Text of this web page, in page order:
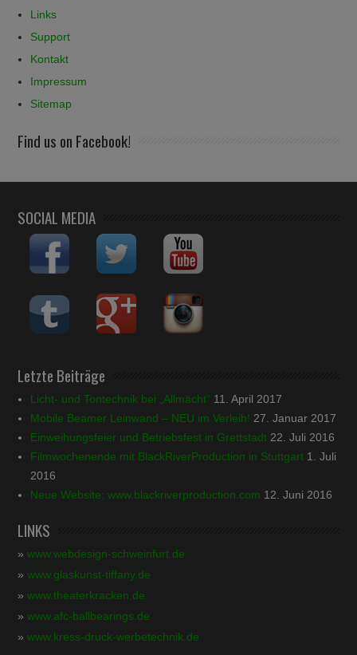
Links
Support
Kontakt
Impressum
Sitemap
Find us on Facebook!
SOCIAL MEDIA
Letzte Beiträge
Licht- und Tontechnik bei „Allmächt“ 11. April 2017
Mobile Beamer Leinwand – NEU im Verleih! 27. Januar 2017
Einweihungsfeier und Betriebsfest in Grettstadt 22. Juli 2016
Filmwochenende mit BlackRiverProduction in Stuttgart 1. Juli
2016
Neue Website: www.blackriverproduction.com 12. Juni 2016
LINKS
»www.webdesign-schweinfurt.de
»www.glaskunst-tiffany.de
»www.theaterkracken.de
»www.afc-ballbearings.de
»www.kress-druck-werbetechnik.de